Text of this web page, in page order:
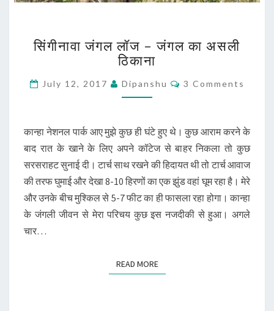
जंगल
लॉज
जंगल
का
ठिकाना
सिंगीनावा जंगल लॉज – जंगल का असली
ठिकाना
July 12, 2017 Dipanshu Comments
3 Comments
कान्हा नेशनल पार्क आए मुझे कुछ ही घंटे हुए थे। कुछ आराम करने के
बाद रात के खाने के लिए अपने कॉटेज से बाहर निकला तो कुछ
सरसराहट सुनाई दी। टार्च साथ रखने की हिदायत थी तो टार्च आवाज
की तरफ घुमाई और देखा 8-10 हिरणों का एक झुंड वहां घूम रहा है। मेरे
और उनके बीच मुश्किल से 5-7 फीट का ही फासला रहा होगा। कान्हा
के जंगली जीवन से मेरा परिचय कुछ इस नजदीकी से हुआ। अगले
चार…
READ MOREREAD MORE